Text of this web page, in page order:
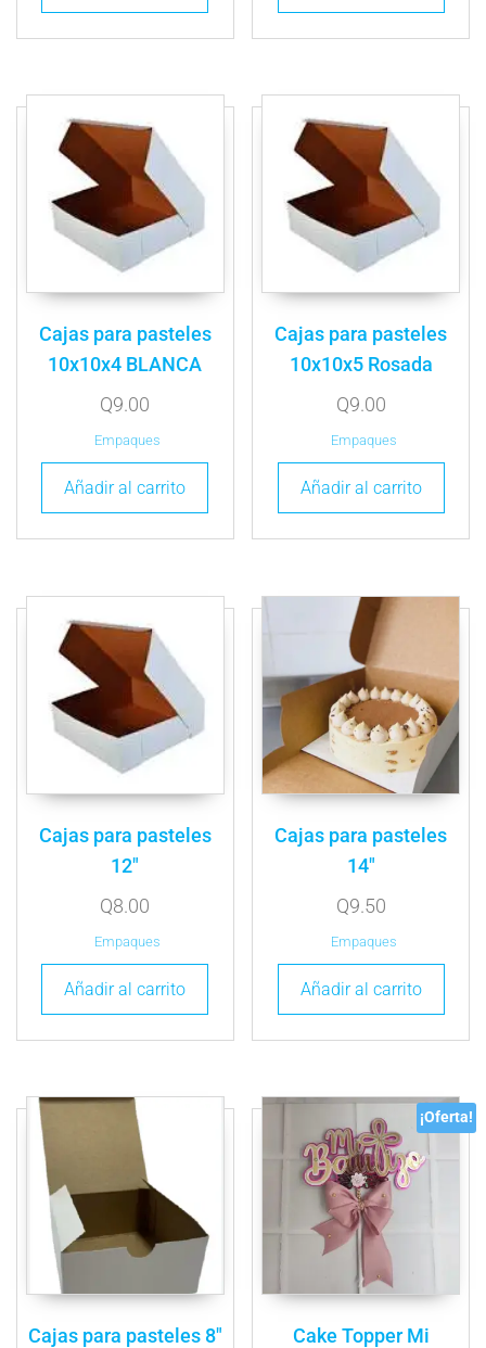
Cajas para pasteles
10x10x4 BLANCA
Q9.00
Empaques
Añadir al carrito
Cajas para pasteles
10x10x5 Rosada
Q9.00
Empaques
Añadir al carrito
Cajas para pasteles
12″
Q8.00
Empaques
Añadir al carrito
Cajas para pasteles
14″
Q9.50
Empaques
Añadir al carrito
Cajas para pasteles 8″
¡Oferta!
Cake Topper Mi